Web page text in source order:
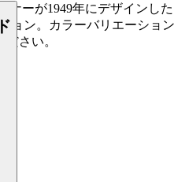
ナーが1949年にデザインした
ョン。カラーバリエーション
さい。